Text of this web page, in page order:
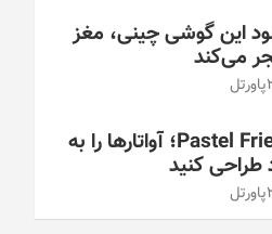
این گوشی چینی، مغز
می‌کند
پاورتل
بازی/ Pastel Friends؛ آواتارها را به
کنید
پاورتل